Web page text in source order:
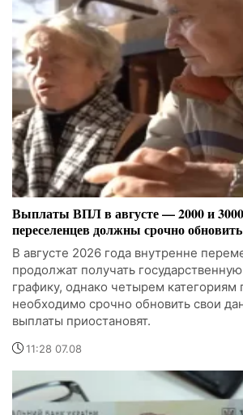
Выплаты ВПЛ в августе — 2000 и 3000
переселенцев должны срочно
В августе 2026 года внутренне
продолжат получать
графику, однако четырем категориям
необходимо срочно обновить свои
выплаты приостановят.
11:28 07.08